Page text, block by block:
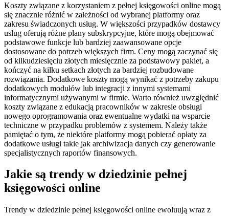
Koszty związane z korzystaniem z pełnej księgowości online mogą
się znacznie różnić w zależności od wybranej platformy oraz
zakresu świadczonych usług. W większości przypadków dostawcy
usług oferują różne plany subskrypcyjne, które mogą obejmować
podstawowe funkcje lub bardziej zaawansowane opcje
dostosowane do potrzeb większych firm. Ceny mogą zaczynać się
od kilkudziesięciu złotych miesięcznie za podstawowy pakiet, a
kończyć na kilku setkach złotych za bardziej rozbudowane
rozwiązania. Dodatkowe koszty mogą wynikać z potrzeby zakupu
dodatkowych modułów lub integracji z innymi systemami
informatycznymi używanymi w firmie. Warto również uwzględnić
koszty związane z edukacją pracowników w zakresie obsługi
nowego oprogramowania oraz ewentualne wydatki na wsparcie
techniczne w przypadku problemów z systemem. Należy także
pamiętać o tym, że niektóre platformy mogą pobierać opłaty za
dodatkowe usługi takie jak archiwizacja danych czy generowanie
specjalistycznych raportów finansowych.
Jakie są trendy w dziedzinie pełnej
księgowości online
Trendy w dziedzinie pełnej księgowości online ewoluują wraz z